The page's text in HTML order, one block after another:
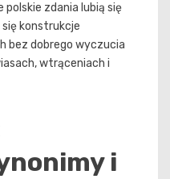
zdania lubią się
konstrukcje
bez dobrego wyczucia
wtrąceniach i
i